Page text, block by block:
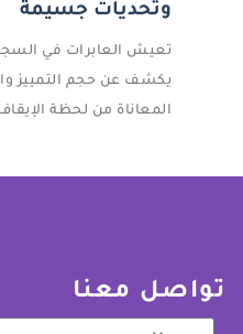
وتحديات جسيمة
تعيش العابرات في
يكشف عن حجم التمييز
المعاناة من لحظة
تواصل معنا